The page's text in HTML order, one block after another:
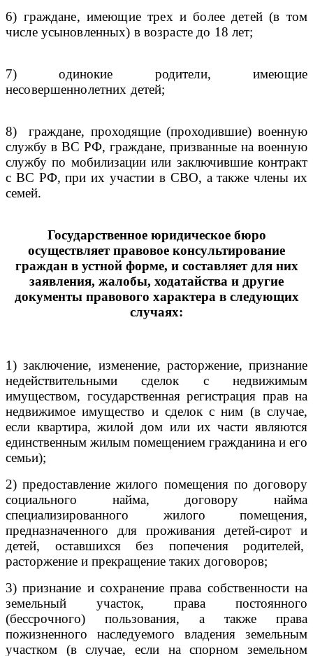
6) граждане, имеющие трех и более детей (в том
числе усыновленных) в возрасте до 18 лет;
7) одинокие родители, имеющие
несовершеннолетних детей;
8)
граждане, проходящие (проходившие) военную
службу в ВС РФ, граждане, призванные на военную
службу по мобилизации или заключившие контракт
с ВС РФ, при их участии в СВО, а также члены их
семей.
Государственное юридическое бюро
осуществляет правовое консультирование
граждан в устной форме, и составляет для них
заявления, жалобы, ходатайства и другие
документы правового характера в следующих
случаях:
1) заключение, изменение, расторжение, признание
недействительными сделок с недвижимым
имуществом, государственная регистрация прав на
недвижимое имущество и сделок с ним (в случае,
если квартира, жилой дом или их части являются
единственным жилым помещением гражданина и его
семьи);
2) предоставление жилого помещения по договору
социального найма, договору найма
специализированного жилого помещения,
предназначенного для проживания детей-сирот и
детей, оставшихся без попечения родителей,
расторжение и прекращение таких договоров;
3) признание и сохранение права собственности на
земельный участок, права постоянного
(бессрочного) пользования, а также права
пожизненного наследуемого владения земельным
участком (в случае, если на спорном земельном